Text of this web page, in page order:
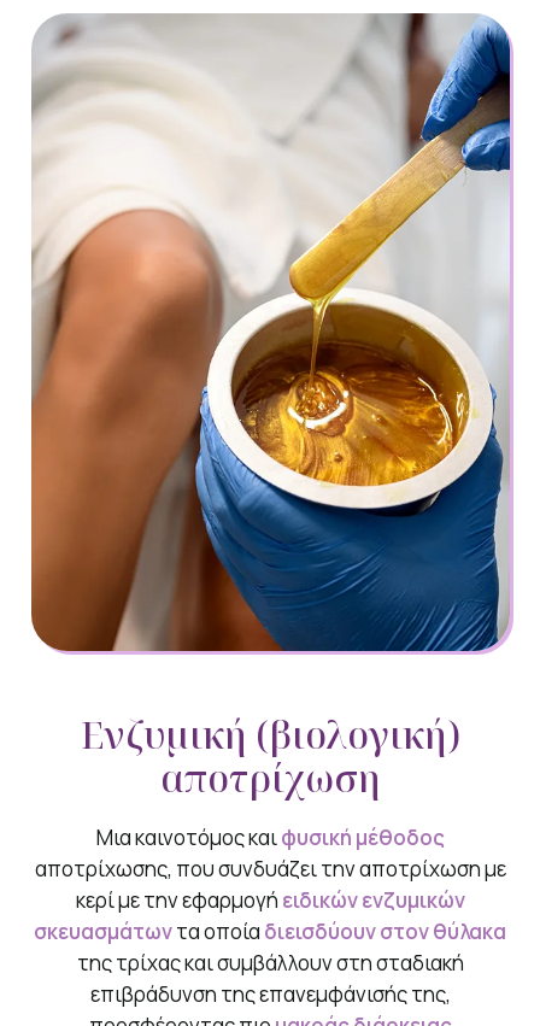
Ενζυμική (βιολογική)
αποτρίχωση
Μια καινοτόμος καιφυσική μέθοδος
αποτρίχωσης, που συνδυάζει την αποτρίχωση με
κερί με την εφαρμογή ειδικών ενζυμικών
σκευασμάτωντα οποία διεισδύουν στον θύλακα
της τρίχας και συμβάλλουν στη σταδιακή
επιβράδυνση της επανεμφάνισής της,